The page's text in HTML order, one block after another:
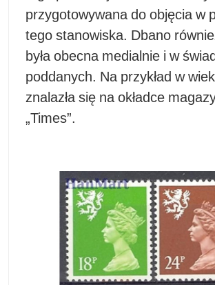
przygotowywana do objęcia w
tego stanowiska. Dbano
była obecna medialnie i w
poddanych. Na przykład w
znalazła się na okładce
„Times”.